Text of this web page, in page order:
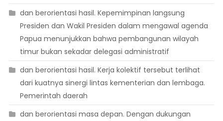
dan berorientasi hasil. Kepemimpinan langsung
Presiden dan Wakil Presiden dalam mengawal agenda
Papua menunjukkan bahwa pembangunan wilayah
timur bukan sekadar delegasi administratif
dan berorientasi hasil. Kerja kolektif tersebut terlihat
dari kuatnya sinergi lintas kementerian dan lembaga.
Pemerintah daerah
dan berorientasi masa depan. Dengan dukungan